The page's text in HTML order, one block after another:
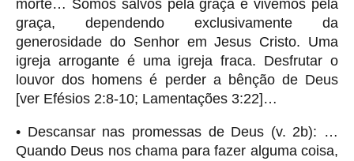
morte… Somos salvos pela graça e vivemos pela
graça, dependendo exclusivamente da
generosidade do Senhor em Jesus Cristo. Uma
igreja arrogante é uma igreja fraca. Desfrutar o
louvor dos homens é perder a bênção de Deus
[ver Efésios 2:8-10; Lamentações 3:22]…
• Descansar nas promessas de Deus (v. 2b): …
Quando Deus nos chama para fazer alguma coisa,